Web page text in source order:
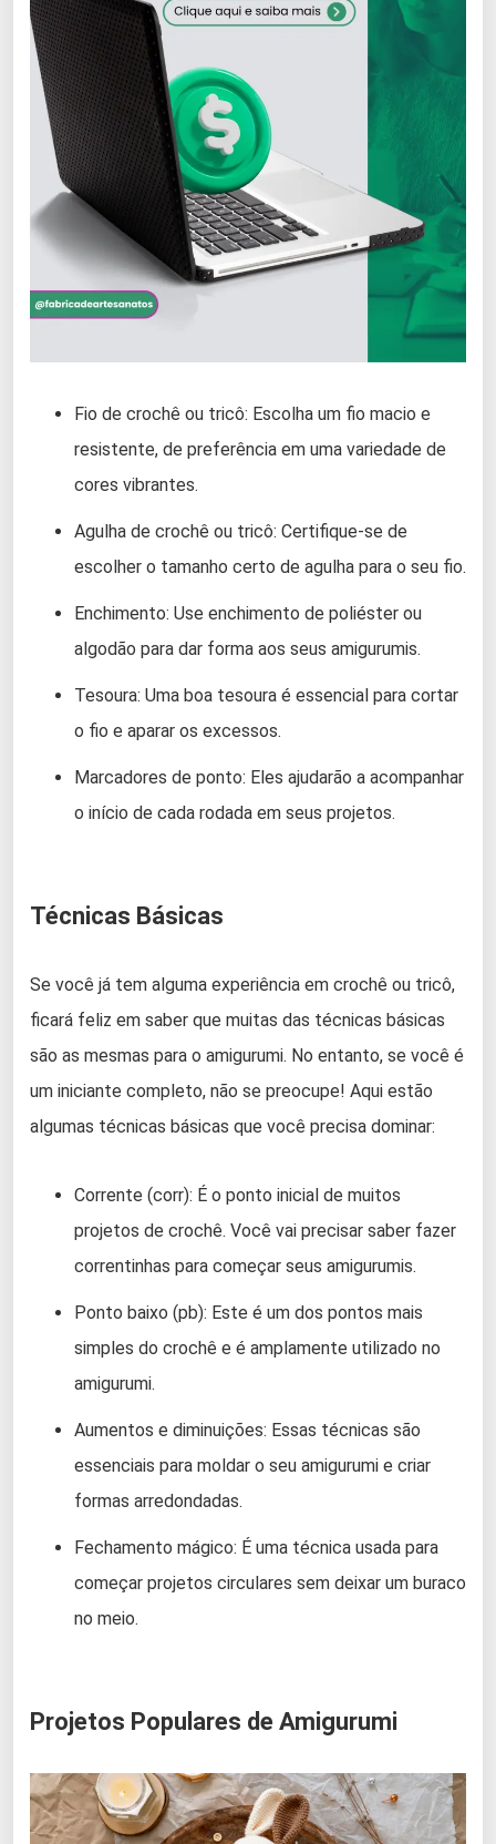
Fio de crochê ou tricô: Escolha um fio macio e
resistente, de preferência em uma variedade de
cores vibrantes.
Agulha de crochê ou tricô: Certifique-se de
escolher o tamanho certo de agulha para o seu fio.
Enchimento: Use enchimento de poliéster ou
algodão para dar forma aos seus amigurumis.
Tesoura: Uma boa tesoura é essencial para cortar
o fio e aparar os excessos.
Marcadores de ponto: Eles ajudarão a acompanhar
o início de cada rodada em seus projetos.
Técnicas Básicas
Se você já tem alguma experiência em crochê ou tricô,
ficará feliz em saber que muitas das técnicas básicas
são as mesmas para o amigurumi. No entanto, se você é
um iniciante completo, não se preocupe! Aqui estão
algumas técnicas básicas que você precisa dominar:
Corrente (corr): É o ponto inicial de muitos
projetos de crochê. Você vai precisar saber fazer
correntinhas para começar seus amigurumis.
Ponto baixo (pb): Este é um dos pontos mais
simples do crochê e é amplamente utilizado no
amigurumi.
Aumentos e diminuições: Essas técnicas são
essenciais para moldar o seu amigurumi e criar
formas arredondadas.
Fechamento mágico: É uma técnica usada para
começar projetos circulares sem deixar um buraco
no meio.
Projetos Populares de Amigurumi